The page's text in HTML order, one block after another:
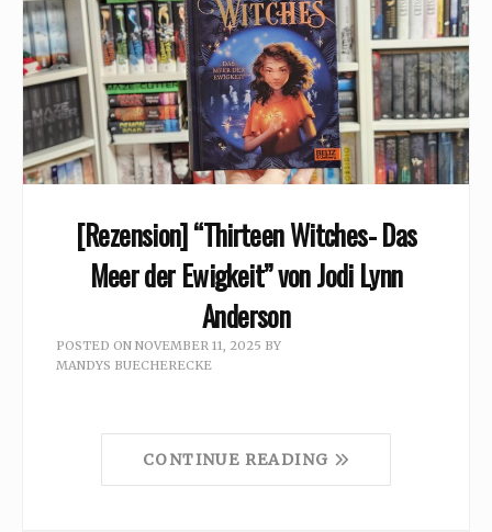
[Rezension] “Thirteen Witches- Das
Meer der Ewigkeit” von Jodi Lynn
Anderson
POSTED ON NOVEMBER 11, 2025 BY
MANDYS BUECHERECKE
CONTINUE READING